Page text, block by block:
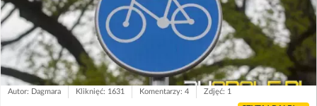
Autor: Dagmara Kliknięć: 1631 Komentarzy: 4 Zdjęć: 1